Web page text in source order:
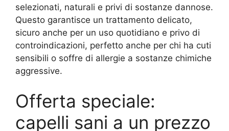
selezionati, naturali e privi di sostanze dannose.
Questo garantisce un trattamento delicato,
sicuro anche per un uso quotidiano e privo di
controindicazioni, perfetto anche per chi ha cuti
sensibili o soffre di allergie a sostanze chimiche
aggressive.
Offerta speciale:
capelli sani a un prezzo